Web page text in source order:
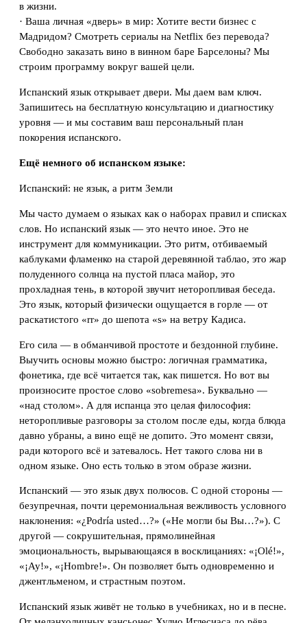
в жизни.
· Ваша личная «дверь» в мир: Хотите вести бизнес с
Мадридом? Смотреть сериалы на Netflix без перевода?
Свободно заказать вино в винном баре Барселоны? Мы
строим программу вокруг вашей цели.
Испанский язык открывает двери. Мы даем вам ключ.
Запишитесь на бесплатную консультацию и диагностику
уровня — и мы составим ваш персональный план
покорения испанского.
Ещё немного об испанском языке:
Испанский: не язык, а ритм Земли
Мы часто думаем о языках как о наборах правил и списках
слов. Но испанский язык — это нечто иное. Это не
инструмент для коммуникации. Это ритм, отбиваемый
каблуками фламенко на старой деревянной таблао, это жар
полуденного солнца на пустой пласа майор, это
прохладная тень, в которой звучит неторопливая беседа.
Это язык, который физически ощущается в горле — от
раскатистого «rr» до шепота «s» на ветру Кадиса.
Его сила — в обманчивой простоте и бездонной глубине.
Выучить основы можно быстро: логичная грамматика,
фонетика, где всё читается так, как пишется. Но вот вы
произносите простое слово «sobremesa». Буквально —
«над столом». А для испанца это целая философия:
неторопливые разговоры за столом после еды, когда блюда
давно убраны, а вино ещё не допито. Это момент связи,
ради которого всё и затевалось. Нет такого слова ни в
одном языке. Оно есть только в этом образе жизни.
Испанский — это язык двух полюсов. С одной стороны —
безупречная, почти церемониальная вежливость условного
наклонения: «¿Podría usted…?» («Не могли бы Вы…?»). С
другой — сокрушительная, прямолинейная
эмоциональность, вырывающаяся в восклицаниях: «¡Olé!»,
«¡Ay!», «¡Hombre!». Он позволяет быть одновременно и
джентльменом, и страстным поэтом.
Испанский язык живёт не только в учебниках, но и в песне.